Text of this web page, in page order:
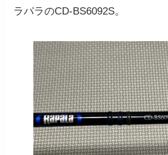
ラパラのCD-BS6092S。